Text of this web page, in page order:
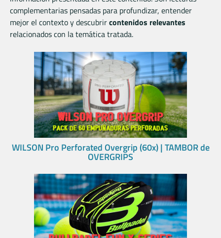
complementarias pensadas para profundizar, entender
mejor el contexto y descubrircontenidos relevantes
relacionados con la temática tratada.
WILSON Pro Perforated Overgrip (60x) | TAMBOR de
OVERGRIPS